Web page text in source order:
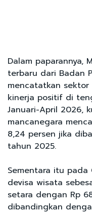
Dalam paparannya,
terbaru dari Badan
mencatatkan
kinerja positif di
Januari-April 2026,
mancanegara
8,24 persen jika
tahun 2025.
Sementara itu pada
devisa wisata
setara dengan Rp
dibandingkan